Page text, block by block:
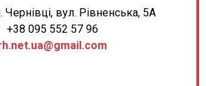
Чернівці, вул. Рівненська, 5А
+38 095 552 57 96